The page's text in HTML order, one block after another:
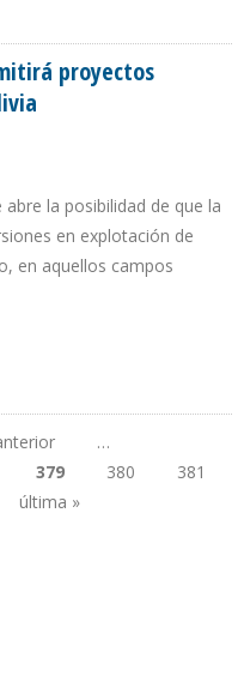
proyectos
la posibilidad de que la
en explotación de
en aquellos campos
…
379 380
381
última »